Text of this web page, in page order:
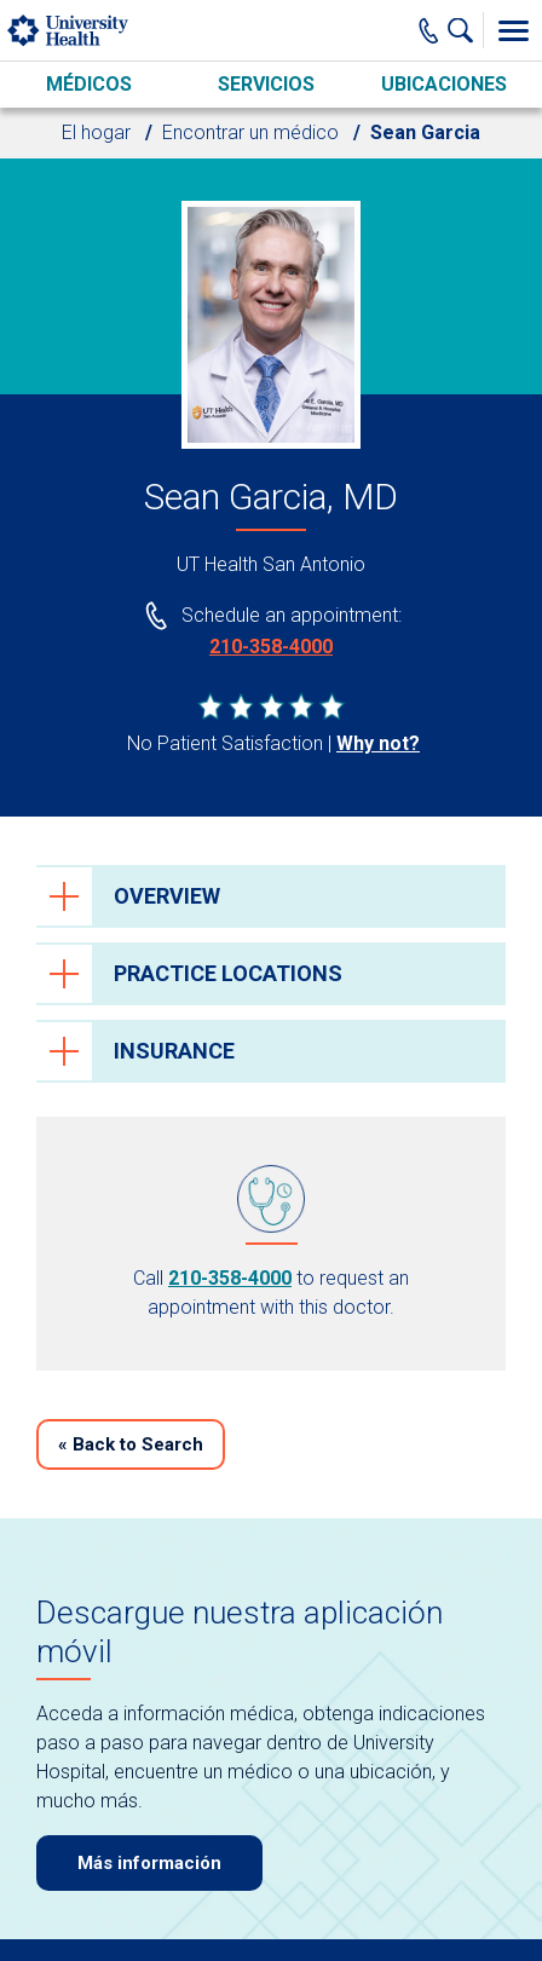
Skip to main content
MÉDICOS SERVICIOS UBICACIONES
El hogar Encontrar un médico Sean Garcia
Sean Garcia, MD
UT Health San Antonio
Schedule an appointment:
210-358-4000
No Patient Satisfaction Why not?
OVERVIEW
PRACTICE LOCATIONS
INSURANCE
Call 210-358-4000 to request an
appointment with this doctor.
« Back to Search
Descargue nuestra aplicación
móvil
Acceda a información médica, obtenga indicaciones
paso a paso para navegar dentro de University
Hospital, encuentre un médico o una ubicación, y
mucho más.
Más información